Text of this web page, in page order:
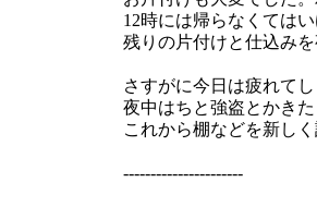
12時には帰らなくては
残りの片付けと仕込み
さすがに今日は疲れて
夜中はちと強盗とかき
これから棚などを新し
----------------------